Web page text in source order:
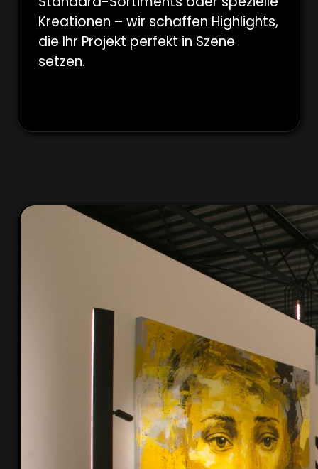
Kreationen – wir schaffen Highlights,
die Ihr Projekt perfekt in Szene
setzen.